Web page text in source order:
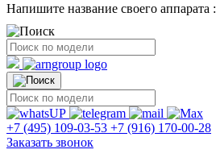
Напишите название своего аппарата :
+7 (495) 109-03-53 +7 (916) 170-00-28
Заказать звонок